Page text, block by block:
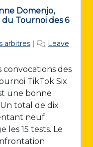
Domenjo,
Tournoi des 6
arbitres
Leave
des
TikTok Six
une bonne
total de dix
neuf
les 15 tests. Le